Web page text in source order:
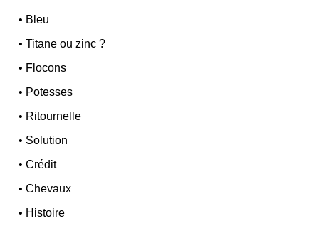
• Bleu
•Titane ou zinc ?
• Flocons
• Potesses
• Ritournelle
• Solution
•Crédit
•Chevaux
• Histoire